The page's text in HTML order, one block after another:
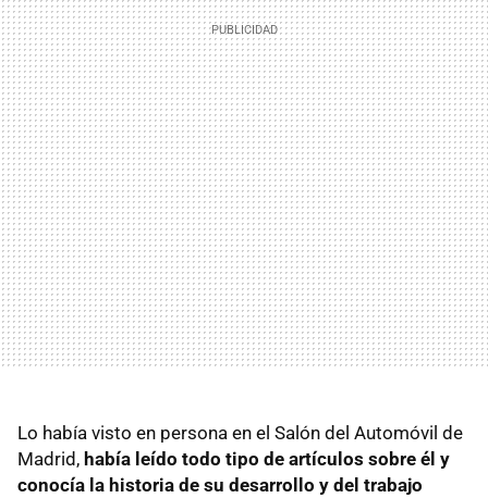
Lo había visto en persona en el Salón del Automóvil de
Madrid, había leído todo tipo de artículos sobre él y
conocía la historia de su desarrollo y del trabajo